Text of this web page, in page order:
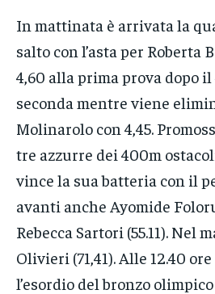
In mattinata è arrivata la
salto con l’asta per Roberta
4,60 alla prima prova dopo
seconda mentre viene
Molinarolo con 4,45.
tre azzurre dei 400m
vince la sua batteria con il
avanti anche Ayomide
Rebecca Sartori (55.11). Nel
Olivieri (71,41). Alle 12.40
l’esordio del bronzo